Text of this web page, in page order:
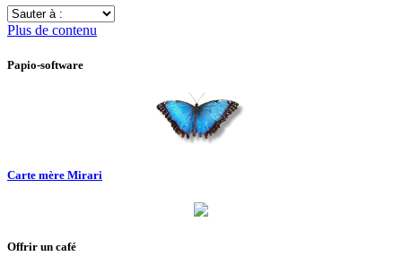
Sauter
à
Plus de contenu
Papio-software
Carte mère Mirari
Offrir un café